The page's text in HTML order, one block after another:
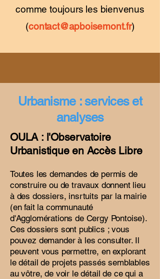
comme toujours les bienvenus
(contact@apboisemont.fr)
Urbanisme : services et
analyses
OULA : l'Observatoire
Urbanistique en Accès Libre
Toutes les demandes de permis de
construire ou de travaux donnent lieu
à des dossiers, insrtuits par la mairie
(en fait la communauté
d'Agglomérations de Cergy Pontoise).
Ces dossiers sont publics ; vous
pouvez demander à les consulter. Il
peuvent vous permettre, en explorant
le détail de projets passés semblables
au vôtre, de voir le détail de ce qui a